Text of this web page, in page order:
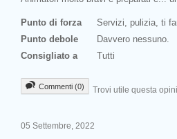
Punto di forza
Servizi, pulizia, ti
Punto debole
Davvero nessuno.
Consigliato a
Tutti
Commenti (0) Trovi utile questa
05 Settembre, 2022